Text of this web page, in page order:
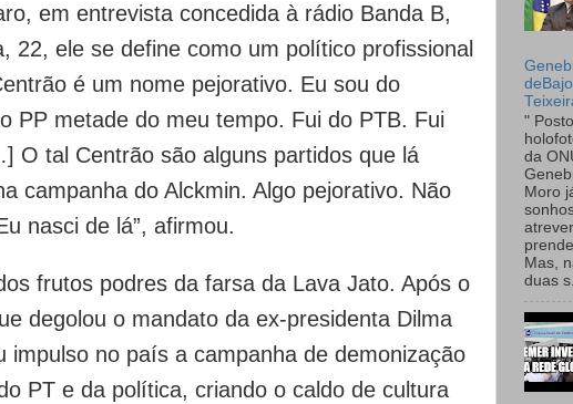
em entrevista concedida à rádio Banda B,
22, ele se define como um político profissional
é um nome pejorativo. Eu sou do
PP metade do meu tempo. Fui do PTB. Fui
O tal Centrão são alguns partidos que lá
campanha do Alckmin. Algo pejorativo. Não
nasci de lá”, afirmou.
frutos podres da farsa da Lava Jato. Após o
degolou o mandato da ex-presidenta Dilma
impulso no país a campanha de demonização
PT e da política, criando o caldo de cultura
"
da
Moro
Mas,
duas